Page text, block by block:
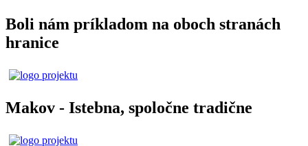
Boli nám príkladom na oboch stranách
hranice
Makov - Istebna, spoločne tradične